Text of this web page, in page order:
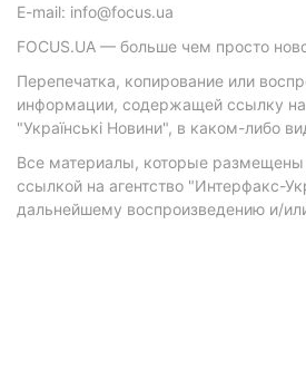
E-mail: info@focus.ua
FOCUS.UA — больше чем просто
Перепечатка, копирование или
информации, содержащей ссылку на
"Українські Новини", в каком-либо
Все материалы, которые размещены
ссылкой на агентство "Интерфакс-
дальнейшему воспроизведению и/